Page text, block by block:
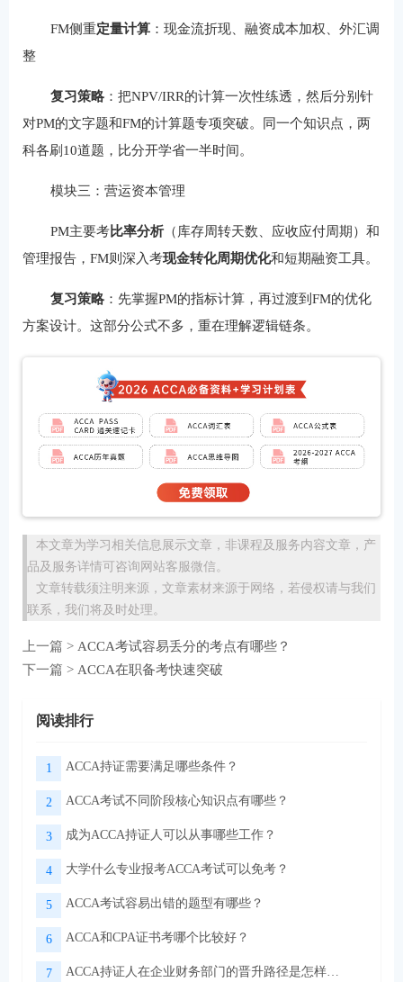
FM侧重定量计算：现金流折现、融资成本加权、外汇调
整
复习策略：把NPV/IRR的计算一次性练透，然后分别针
对PM的文字题和FM的计算题专项突破。同一个知识点，两
科各刷10道题，比分开学省一半时间。
模块三：营运资本管理
PM主要考比率分析（库存周转天数、应收应付周期）和
管理报告，FM则深入考现金转化周期优化和短期融资工具。
复习策略：先掌握PM的指标计算，再过渡到FM的优化
方案设计。这部分公式不多，重在理解逻辑链条。
本文章为学习相关信息展示文章，非课程及服务内容文章，产
品及服务详情可咨询网站客服微信。
文章转载须注明来源，文章素材来源于网络，若侵权请与我们
联系，我们将及时处理。
上一篇 > ACCA考试容易丢分的考点有哪些？
下一篇 > ACCA在职备考快速突破
阅读排行
1 ACCA持证需要满足哪些条件？
2 ACCA考试不同阶段核心知识点有哪些？
3 成为ACCA持证人可以从事哪些工作？
4 大学什么专业报考ACCA考试可以免考？
5 ACCA考试容易出错的题型有哪些？
6 ACCA和CPA证书考哪个比较好？
7 ACCA持证人在企业财务部门的晋升路径是怎样的？